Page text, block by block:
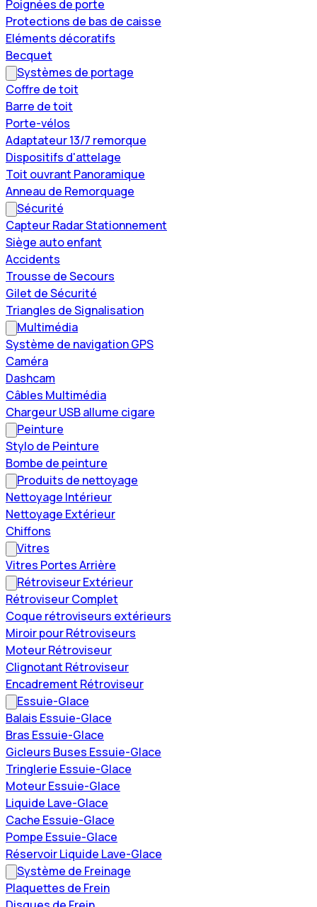
Poignées de porte
Protections de bas de caisse
Eléments décoratifs
Becquet
Systèmes de portage
Coffre de toit
Barre de toit
Porte-vélos
Adaptateur 13/7 remorque
Dispositifs d'attelage
Toit ouvrant Panoramique
Anneau de Remorquage
Sécurité
Capteur Radar Stationnement
Siège auto enfant
Accidents
Trousse de Secours
Gilet de Sécurité
Triangles de Signalisation
Multimédia
Système de navigation GPS
Caméra
Dashcam
Câbles Multimédia
Chargeur USB allume cigare
Peinture
Stylo de Peinture
Bombe de peinture
Produits de nettoyage
Nettoyage Intérieur
Nettoyage Extérieur
Chiffons
Vitres
Vitres Portes Arrière
Rétroviseur Extérieur
Rétroviseur Complet
Coque rétroviseurs extérieurs
Miroir pour Rétroviseurs
Moteur Rétroviseur
Clignotant Rétroviseur
Encadrement Rétroviseur
Essuie-Glace
Balais Essuie-Glace
Bras Essuie-Glace
Gicleurs Buses Essuie-Glace
Tringlerie Essuie-Glace
Moteur Essuie-Glace
Liquide Lave-Glace
Cache Essuie-Glace
Pompe Essuie-Glace
Réservoir Liquide Lave-Glace
Système de Freinage
Plaquettes de Frein